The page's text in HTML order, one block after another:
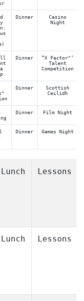
Dinner
Casino
Night
Dinner
“X Factor"’
Talent
Competition
Dinner
Scottish
Ceilidh
Dinner Film Night
Dinner Games Night
Lunch Lessons
Lunch Lessons